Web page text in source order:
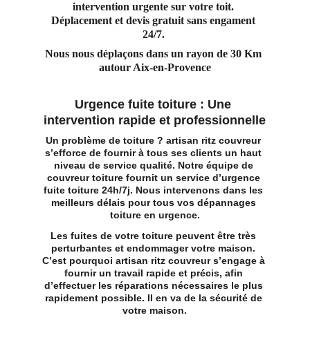
intervention urgente sur votre toit.
Déplacement et devis gratuit sans engament
24/7.
Nous nous déplaçons dans un rayon de 30 Km
autour Aix-en-Provence
Urgence fuite toiture : Une
intervention rapide et professionnelle
Un problème de toiture ? artisan ritz couvreur
s’efforce de fournir à tous ses clients un haut
niveau de service qualité. Notre équipe de
couvreur toiture fournit un service d’urgence
fuite toiture 24h/7j. Nous intervenons dans les
meilleurs délais pour tous vos dépannages
toiture en urgence.
Les fuites de votre toiture peuvent être très
perturbantes et endommager votre maison.
C’est pourquoi artisan ritz couvreur s’engage à
fournir un travail rapide et précis, afin
d’effectuer les réparations nécessaires le plus
rapidement possible. Il en va de la sécurité de
votre maison.